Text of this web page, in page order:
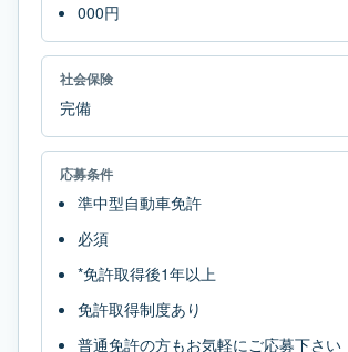
000円
社会保険
完備
応募条件
準中型自動車免許
必須
*免許取得後1年以上
免許取得制度あり
普通免許の方もお気軽にご応募下さい